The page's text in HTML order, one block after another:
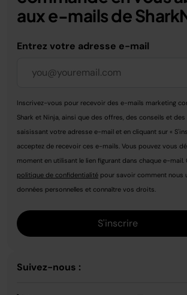
aux e-mails de
Entrez votre adresse e-mail
Inscrivez-vous pour recevoir des e-mails marketing
Shark et Ninja, ainsi que des offres, des conseils et des
saisissant votre adresse e-mail et en cliquant sur «
acceptez de recevoir ces e-mails. Vous pouvez vous
moment en utilisant le lien figurant dans chaque e-mail.
politique de confidentialité pour savoir comment nous
données personnelles et connaître vos droits.
S'inscrire
Suivez-nous :